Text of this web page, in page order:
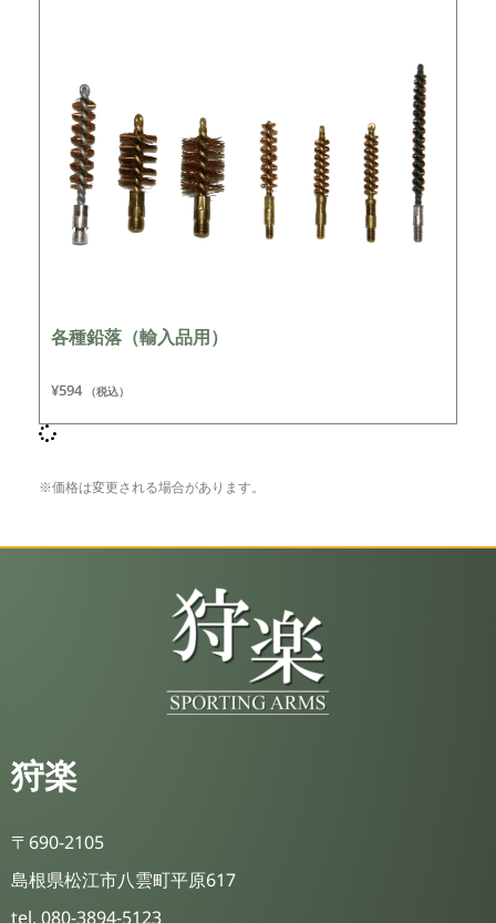
各種鉛落（輸入品用）
¥594 （税込）
※価格は変更される場合があります。
狩楽
〒690-2105
島根県松江市八雲町平原617
tel. 080-3894-5123